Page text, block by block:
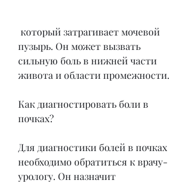
пузырь. Он может вызвать
сильную боль в нижней части
живота и области промежности.
Как диагностировать боли в
почках?
Для диагностики болей в почках
необходимо обратиться к врачу-
урологу. Он назначит